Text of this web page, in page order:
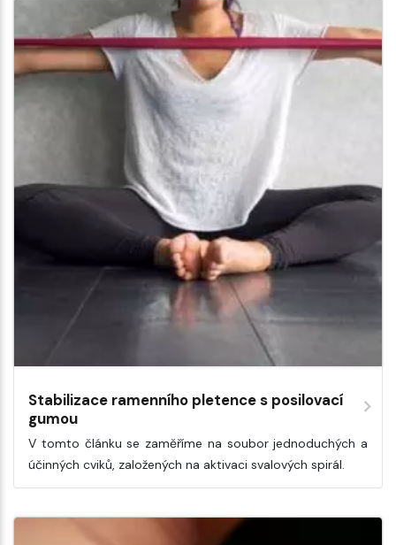
Stabilizace ramenního pletence s posilovací
gumou
V tomto článku se zaměříme na soubor jednoduchých a
účinných cviků, založených na aktivaci svalových spirál.